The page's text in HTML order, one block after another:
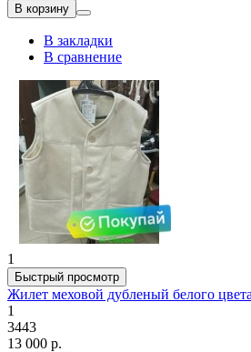
В корзину
В закладки
В сравнение
1
Быстрый просмотр
Жилет меховой дубленый белого
1
3443
13 000 р.